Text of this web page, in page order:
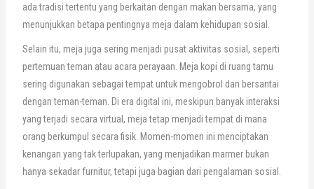
ada tradisi tertentu yang berkaitan dengan makan bersama, yang
menunjukkan betapa pentingnya meja dalam kehidupan sosial.
Selain itu, meja juga sering menjadi pusat aktivitas sosial, seperti
pertemuan teman atau acara perayaan. Meja kopi di ruang tamu
sering digunakan sebagai tempat untuk mengobrol dan bersantai
dengan teman-teman. Di era digital ini, meskipun banyak interaksi
yang terjadi secara virtual, meja tetap menjadi tempat di mana
orang berkumpul secara fisik. Momen-momen ini menciptakan
kenangan yang tak terlupakan, yang menjadikan marmer bukan
hanya sekadar furnitur, tetapi juga bagian dari pengalaman sosial.